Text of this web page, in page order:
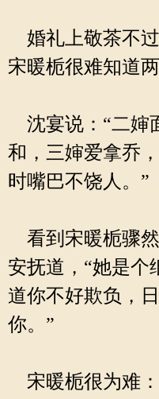
婚礼上敬茶不过
宋暖栀很难知道
沈宴说：“二婶
和，三婶爱拿乔
时嘴巴不饶人。”
看到宋暖栀骤
安抚道，“她是个
道你不好欺负，
你。”
宋暖栀很为难